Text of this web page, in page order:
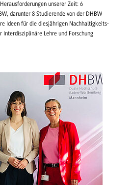
unserer Zeit: 6
darunter 8 Studierende von der DHBW
Ideen für die diesjährigen Nachhaltigkeits-
Interdisziplinäre Lehre und Forschung